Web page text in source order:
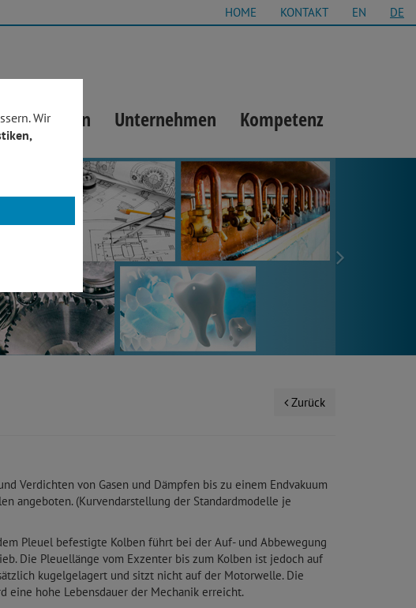
Unternehmen Kompetenz
DE
EN
KONTAKT
HOME
Zurück
Verdichten von Gasen und Dämpfen bis zu einem Endvakuum
angeboten. (Kurvendarstellung der Standardmodelle je
Pleuel befestigte Kolben führt bei der Auf- und Abbewegung
Die Pleuellänge vom Exzenter bis zum Kolben ist jedoch auf
kugelgelagert und sitzt nicht auf der Motorwelle. Die
eine hohe Lebensdauer der Mechanik erreicht.
Wir